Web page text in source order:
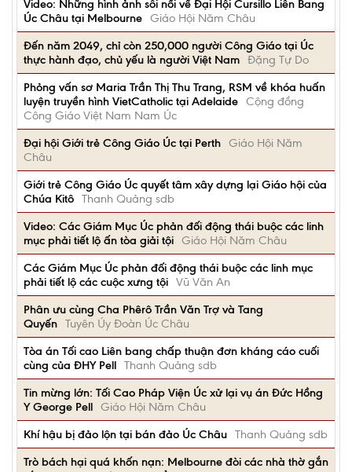
Video: Những hình ảnh sôi nổi về Đại Hội Cursillo Liên Bang
Úc Châu tại Melbourne Giáo Hội Năm Châu
Đến năm 2049, chỉ còn 250,000 người Công Giáo tại Úc
thực hành đạo, chủ yếu là người Việt Nam Đặng Tự Do
Phỏng vấn sơ Maria Trần Thị Thu Trang, RSM về khóa huấn
luyện truyền hình VietCatholic tại Adelaide Cộng đồng
Công Giáo Việt Nam Nam Úc
Đại hội Giới trẻ Công Giáo Úc tại Perth Giáo Hội Năm
Châu
Giới trẻ Công Giáo Úc quyết tâm xây dựng lại Giáo hội của
Chúa Kitô Thanh Quảng sdb
Video: Các Giám Mục Úc phản đối động thái buộc các linh
mục phải tiết lộ ấn tòa giải tội Giáo Hội Năm Châu
Các Giám Mục Úc phản đối động thái buộc các linh mục
phải tiết lộ các cuộc xưng tội Vũ Văn An
Phân ưu cùng Cha Phêrô Trần Văn Trợ và Tang
Quyến Tuyên Úy Đoàn Úc Châu
Tòa án Tối cao Liên bang chấp thuận đơn kháng cáo cuối
cùng của ĐHY Pell Thanh Quảng sdb
Tin mừng lớn: Tối Cao Pháp Viện Úc xử lại vụ án Đức Hồng
Y George Pell Giáo Hội Năm Châu
Khí hậu bị đảo lộn tại bán đảo Úc Châu Thanh Quảng sdb
Trò bách hại quá khốn nạn: Melbourne đòi các nhà thờ gắn